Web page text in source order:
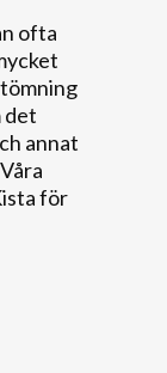
ofta
det
annat
för